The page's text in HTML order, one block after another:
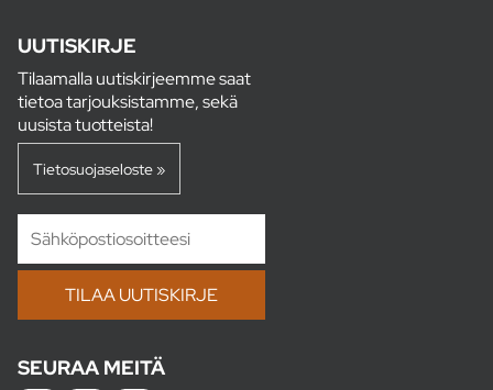
UUTISKIRJE
Tilaamalla uutiskirjeemme saat
tietoa tarjouksistamme, sekä
uusista tuotteista!
Tietosuojaseloste »
SEURAA MEITÄ